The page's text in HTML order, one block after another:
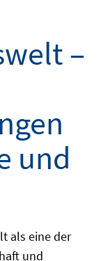
–
und
als eine der
und